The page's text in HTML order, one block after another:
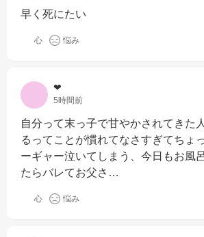
早く死にたい
心 悩み
‪‪❤︎‬
5時間前
自分って末っ子で甘やかされてきた
るってことが慣れてなさすぎてちょ
ーギャー泣いてしまう、今日もお風
たらバレてお父さ…
心 悩み